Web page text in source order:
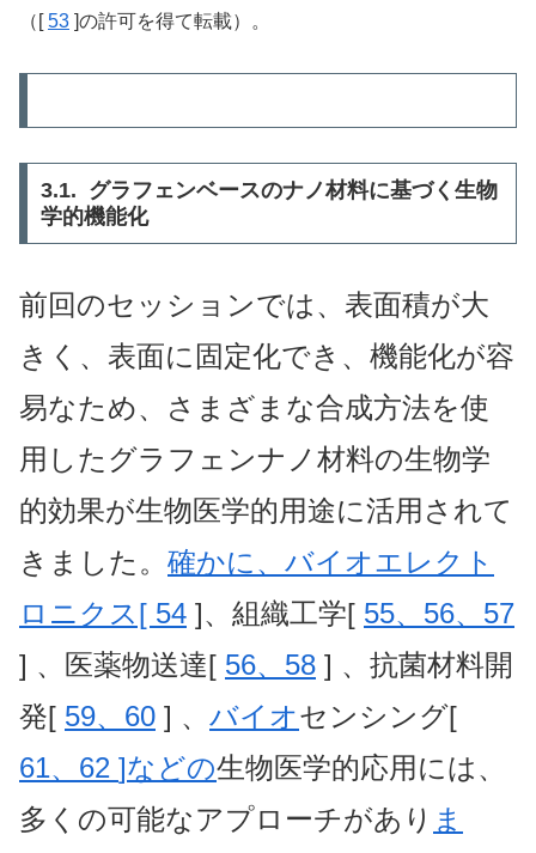
（[53 ]の許可を得て転載）。
3.1. グラフェンベースのナノ材料に基づく生物
学的機能化
前回のセッションでは、表面積が大
きく、表面に固定化でき、機能化が容
易なため、さまざまな合成方法を使
用したグラフェンナノ材料の生物学
的効果が生物医学的用途に活用されて
きました。 確かに、バイオエレクト
ロニクス[ 54 ]、組織工学[ 55、56、57
] 、医薬物送達[ 56、58 ] 、抗菌材料開
発[ 59、60 ] 、 バイオセンシング[
61、62 ]などの生物医学的応用には、
多くの可能なアプローチがあり ま